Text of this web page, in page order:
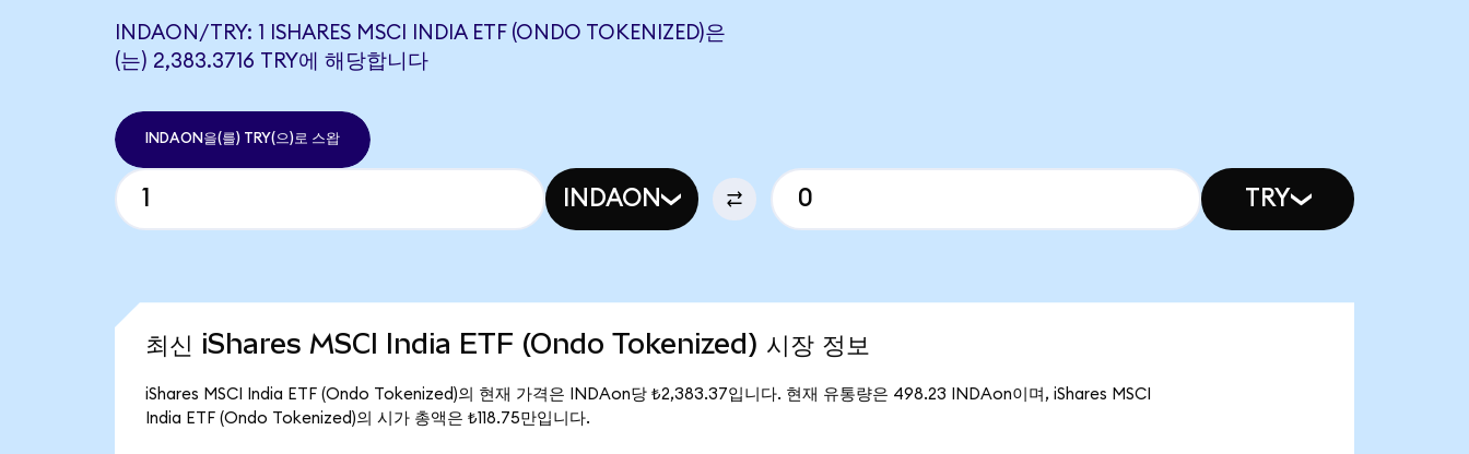
INDAON/TRY: 1 ISHARES MSCI INDIA ETF (ONDO TOKENIZED)은
(는) 2,383.3716 TRY에 해당합니다
INDAON을(를) TRY(으)로 스왑
INDAON TRY
최신 iShares MSCI India ETF (Ondo Tokenized) 시장 정보
iShares MSCI India ETF (Ondo Tokenized)의 현재 가격은 INDAon당 ₺2,383.37입니다. 현재 유통량은 498.23 INDAon이며, iShares MSCI
India ETF (Ondo Tokenized)의 시가 총액은 ₺118.75만입니다.